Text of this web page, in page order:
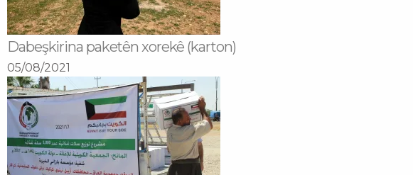
Dabeşkirina paketên xorekê (karton)
05/08/2021